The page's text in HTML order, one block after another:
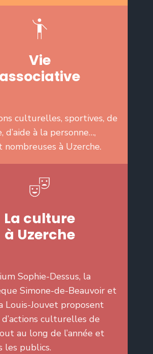
Vie
associative
culturelles, sportives, de
d’aide à la personne…,
nombreuses à Uzerche.
La culture
à Uzerche
Sophie-Dessus, la
Simone-de-Beauvoir et
Louis-Jouvet proposent
culturelles de
au long de l’année et
les publics.